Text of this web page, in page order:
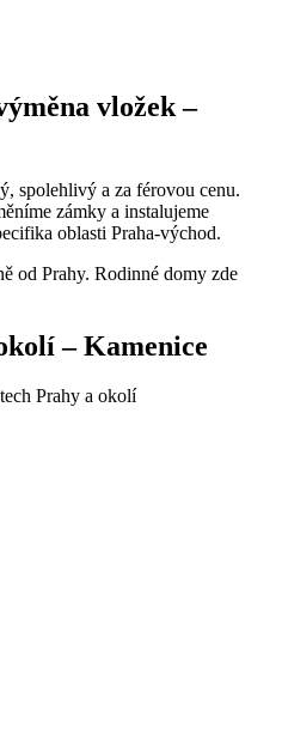
vložek –
spolehlivý a za férovou cenu.
zámky a instalujeme
oblasti Praha-východ.
od Prahy. Rodinné domy zde
–Kamenice
Prahy a okolí